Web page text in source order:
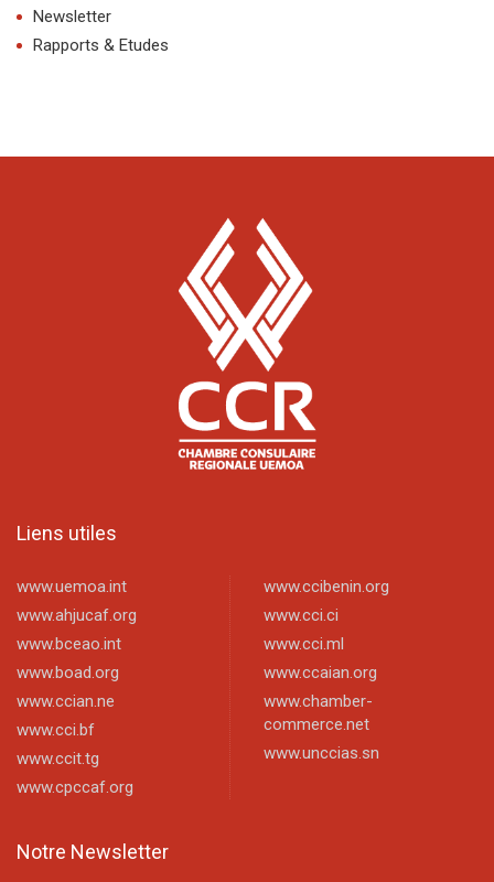
Newsletter
Rapports & Etudes
Liens utiles
www.uemoa.int
www.ahjucaf.org
www.bceao.int
www.boad.org
www.ccian.ne
www.cci.bf
www.ccit.tg
www.cpccaf.org
www.ccibenin.org
www.cci.ci
www.cci.ml
www.ccaian.org
www.chamber-
commerce.net
www.unccias.sn
Notre Newsletter